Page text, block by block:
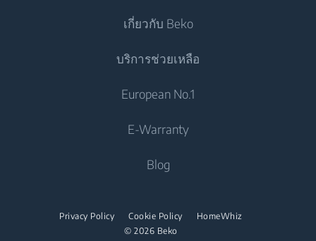
เตาอบขนาดเล็ก
เตาอุ่นภาชนะอาหาร
เตาแบบตั้งอิสระ
เครื่องซักและอบผ้า
เครื่องซักและอบผ้าแบบตั้งอิสระ
เครื่องอบผ้า
เตาอบแบบผนึกเฟอร์นิเจอ
เตาอุ่นภาชนะอาหาร
เตาดูดควัน
เครื่องล้างจาน
แอร์
เครื่องทำน้ำอุ่น
เครื่องดูดฝุ่น
เกี่ยวกับ Beko
ติดต่อเรา
เกี่ยวกับเรา
ร่วมงานกับเรา
บริการช่วยเหลือ
European No.1
E-Warranty
Blog
© 2026 Beko
Privacy Policy Cookie Policy HomeWhiz